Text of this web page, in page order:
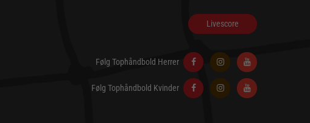
Livescore
Følg Tophåndbold Herrer
Følg Tophåndbold Kvinder